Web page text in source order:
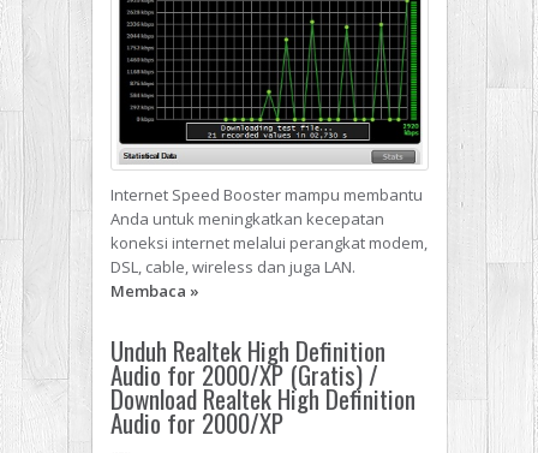
Internet Speed Booster mampu membantu
Anda untuk meningkatkan kecepatan
koneksi internet melalui perangkat modem,
DSL, cable, wireless dan juga LAN.
Membaca »
Unduh Realtek High Definition
Audio for 2000/XP (Gratis) /
Download Realtek High Definition
Audio for 2000/XP